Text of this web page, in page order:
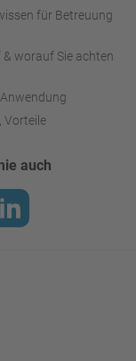
für Betreuung
worauf Sie achten
Vorteile
auch